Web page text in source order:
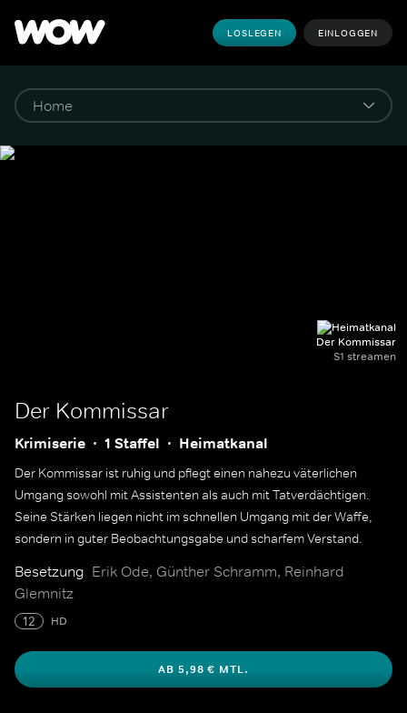
LOSLEGEN EINLOGGEN
Der Kommissar
S1 streamen
Der Kommissar
Krimiserie 1 Staffel Heimatkanal
Der Kommissar ist ruhig und pflegt einen nahezu väterlichen
Umgang sowohl mit Assistenten als auch mit Tatverdächtigen.
Seine Stärken liegen nicht im schnellen Umgang mit der Waffe,
sondern in guter Beobachtungsgabe und scharfem Verstand.
Besetzung Erik Ode, Günther Schramm, Reinhard
Glemnitz
12 HD
AB 5,98 € MTL.